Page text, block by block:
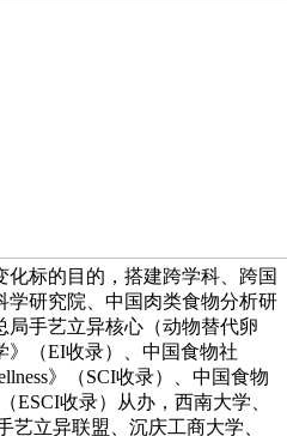
化标的目的，搭建跨学科、跨国
学研究院、中国肉类食物分析研
局手艺立异核心（动物替代卵
》（EI收录）、中国食物社
》（SCI收录）、中国食物
ESCI收录）从办，西南大学、
艺立异联盟、沉庆工商大学、